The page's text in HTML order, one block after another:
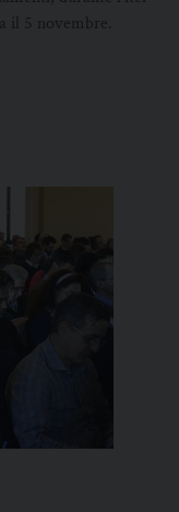
il 5 novembre.